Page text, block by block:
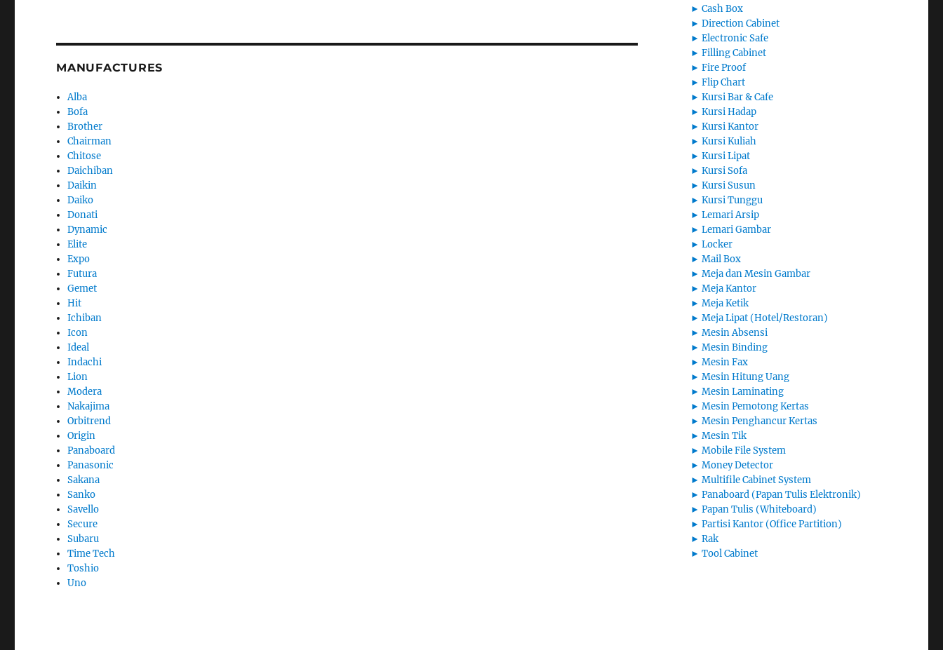
MANUFACTURES
Alba
Bofa
Brother
Chairman
Chitose
Daichiban
Daikin
Daiko
Donati
Dynamic
Elite
Expo
Futura
Gemet
Hit
Ichiban
Icon
Ideal
Indachi
Lion
Modera
Nakajima
Orbitrend
Origin
Panaboard
Panasonic
Sakana
Sanko
Savello
Secure
Subaru
Time Tech
Toshio
Uno
► Cash Box
► Direction Cabinet
► Electronic Safe
► Filling Cabinet
► Fire Proof
► Flip Chart
► Kursi Bar & Cafe
► Kursi Hadap
► Kursi Kantor
► Kursi Kuliah
► Kursi Lipat
► Kursi Sofa
► Kursi Susun
► Kursi Tunggu
► Lemari Arsip
► Lemari Gambar
► Locker
► Mail Box
► Meja dan Mesin Gambar
► Meja Kantor
► Meja Ketik
► Meja Lipat (Hotel/Restoran)
► Mesin Absensi
► Mesin Binding
► Mesin Fax
► Mesin Hitung Uang
► Mesin Laminating
► Mesin Pemotong Kertas
► Mesin Penghancur Kertas
► Mesin Tik
► Mobile File System
► Money Detector
► Multifile Cabinet System
► Panaboard (Papan Tulis Elektronik)
► Papan Tulis (Whiteboard)
► Partisi Kantor (Office Partition)
► Rak
► Tool Cabinet